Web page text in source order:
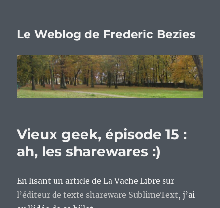
Le Weblog de Frederic Bezies
Vieux geek, épisode 15 :
ah, les sharewares :)
En lisant un article de La Vache Libre sur
l’éditeur de texte shareware SublimeText, j’ai